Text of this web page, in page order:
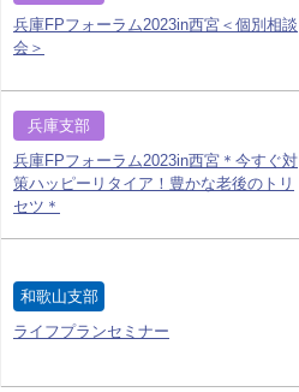
兵庫FPフォーラム2023in西宮＜個別相談
会＞
兵庫支部
兵庫FPフォーラム2023in西宮＊今すぐ対
策ハッピーリタイア！豊かな老後のトリ
セツ＊
和歌山支部
ライフプランセミナー